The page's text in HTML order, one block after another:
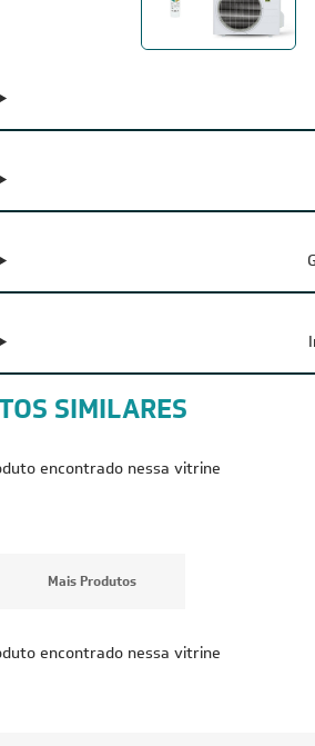
SIMILARES
encontrado nessa vitrine
Mais Produtos
encontrado nessa vitrine